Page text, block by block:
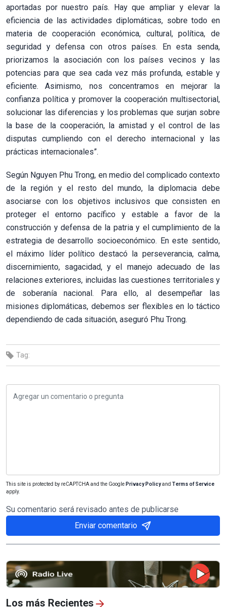
aportadas por nuestro país. Hay que ampliar y elevar la
eficiencia de las actividades diplomáticas, sobre todo en
materia de cooperación económica, cultural, política, de
seguridad y defensa con otros países. En esta senda,
priorizamos la asociación con los países vecinos y las
potencias para que sea cada vez más profunda, estable y
eficiente. Asimismo, nos concentramos en mejorar la
confianza política y promover la cooperación multisectorial,
solucionar las diferencias y los problemas que surjan sobre
la base de la cooperación, la amistad y el control de las
disputas cumpliendo con el derecho internacional y las
prácticas internacionales”.
Según Nguyen Phu Trong, en medio del complicado contexto
de la región y el resto del mundo, la diplomacia debe
asociarse con los objetivos inclusivos que consisten en
proteger el entorno pacífico y estable a favor de la
construcción y defensa de la patria y el cumplimiento de la
estrategia de desarrollo socioeconómico. En este sentido,
el máximo líder político destacó la perseverancia, calma,
discernimiento, sagacidad, y el manejo adecuado de las
relaciones exteriores, incluidas las cuestiones territoriales y
de soberanía nacional. Para ello, al desempeñar las
misiones diplomáticas, debemos ser flexibles en lo táctico
dependiendo de cada situación, aseguró Phu Trong.
Tag:
This site is protected by reCAPTCHA and the Google Privacy Policyand Terms of Service
apply.
Su comentario será revisado antes de publicarse
Enviar comentario
Los más Recientes